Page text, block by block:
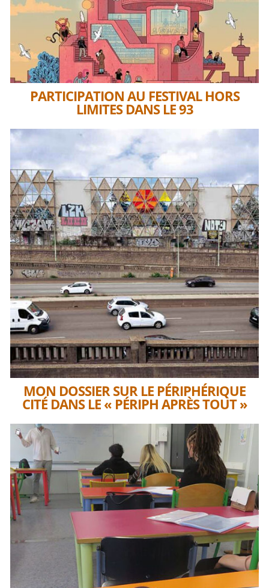
PARTICIPATION AU FESTIVAL HORS
LIMITES DANS LE 93
MON DOSSIER SUR LE PÉRIPHÉRIQUE
CITÉ DANS LE « PÉRIPH APRÈS TOUT »